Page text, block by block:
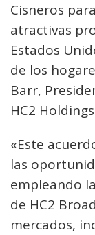
Cisneros
atractivas
Estados
de los
Barr,
HC2
«Este
las
empleando
de HC2
mercados,